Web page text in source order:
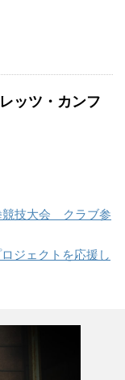
ッツ・カンフ
競技大会 クラブ参
ジェクトを応援し